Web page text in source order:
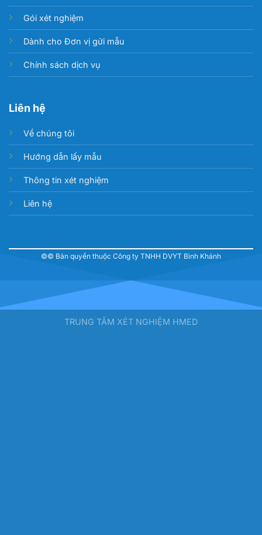
Gói xét nghiệm
Dành cho Đơn vị gửi mẫu
Chính sách dịch vụ
Liên hệ
Về chúng tôi
Hướng dẫn lấy mẫu
Thông tin xét nghiệm
Liên hệ
©© Bản quyền thuộc Công ty TNHH DVYT Bình Khánh
TRUNG TÂM XÉT NGHIỆM HMED